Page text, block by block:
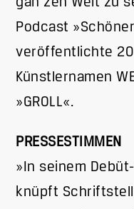
Podcast
veröffentlichte
Künstlernamen
»GROLL«.
PRESSESTIMMEN
»In seinem
knüpft